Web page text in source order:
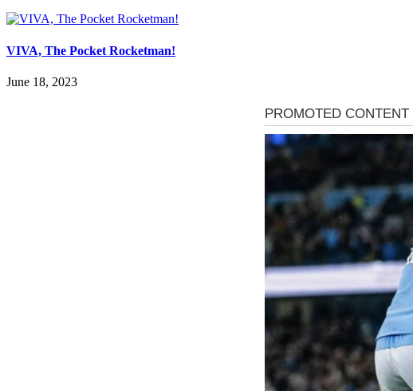
VIVA, The Pocket Rocketman!
June 18, 2023